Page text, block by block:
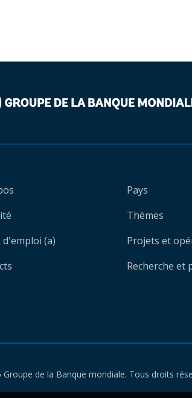
(a)
Pays
Thèmes
Projets et
Recherche et
de la Banque mondiale. Tous droits